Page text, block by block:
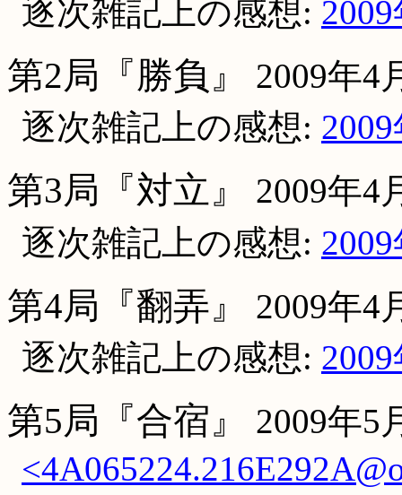
逐次雑記上の感想:
第2局『勝負』
2009年4
逐次雑記上の感想:
第3局『対立』
2009年4
逐次雑記上の感想:
第4局『翻弄』
2009年4
逐次雑記上の感想:
第5局『合宿』
2009年5